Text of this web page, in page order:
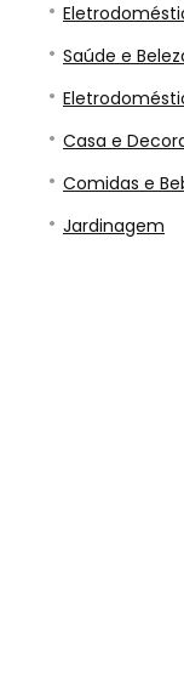
Saúde e
Casa e
Comidas e
Jardinagem